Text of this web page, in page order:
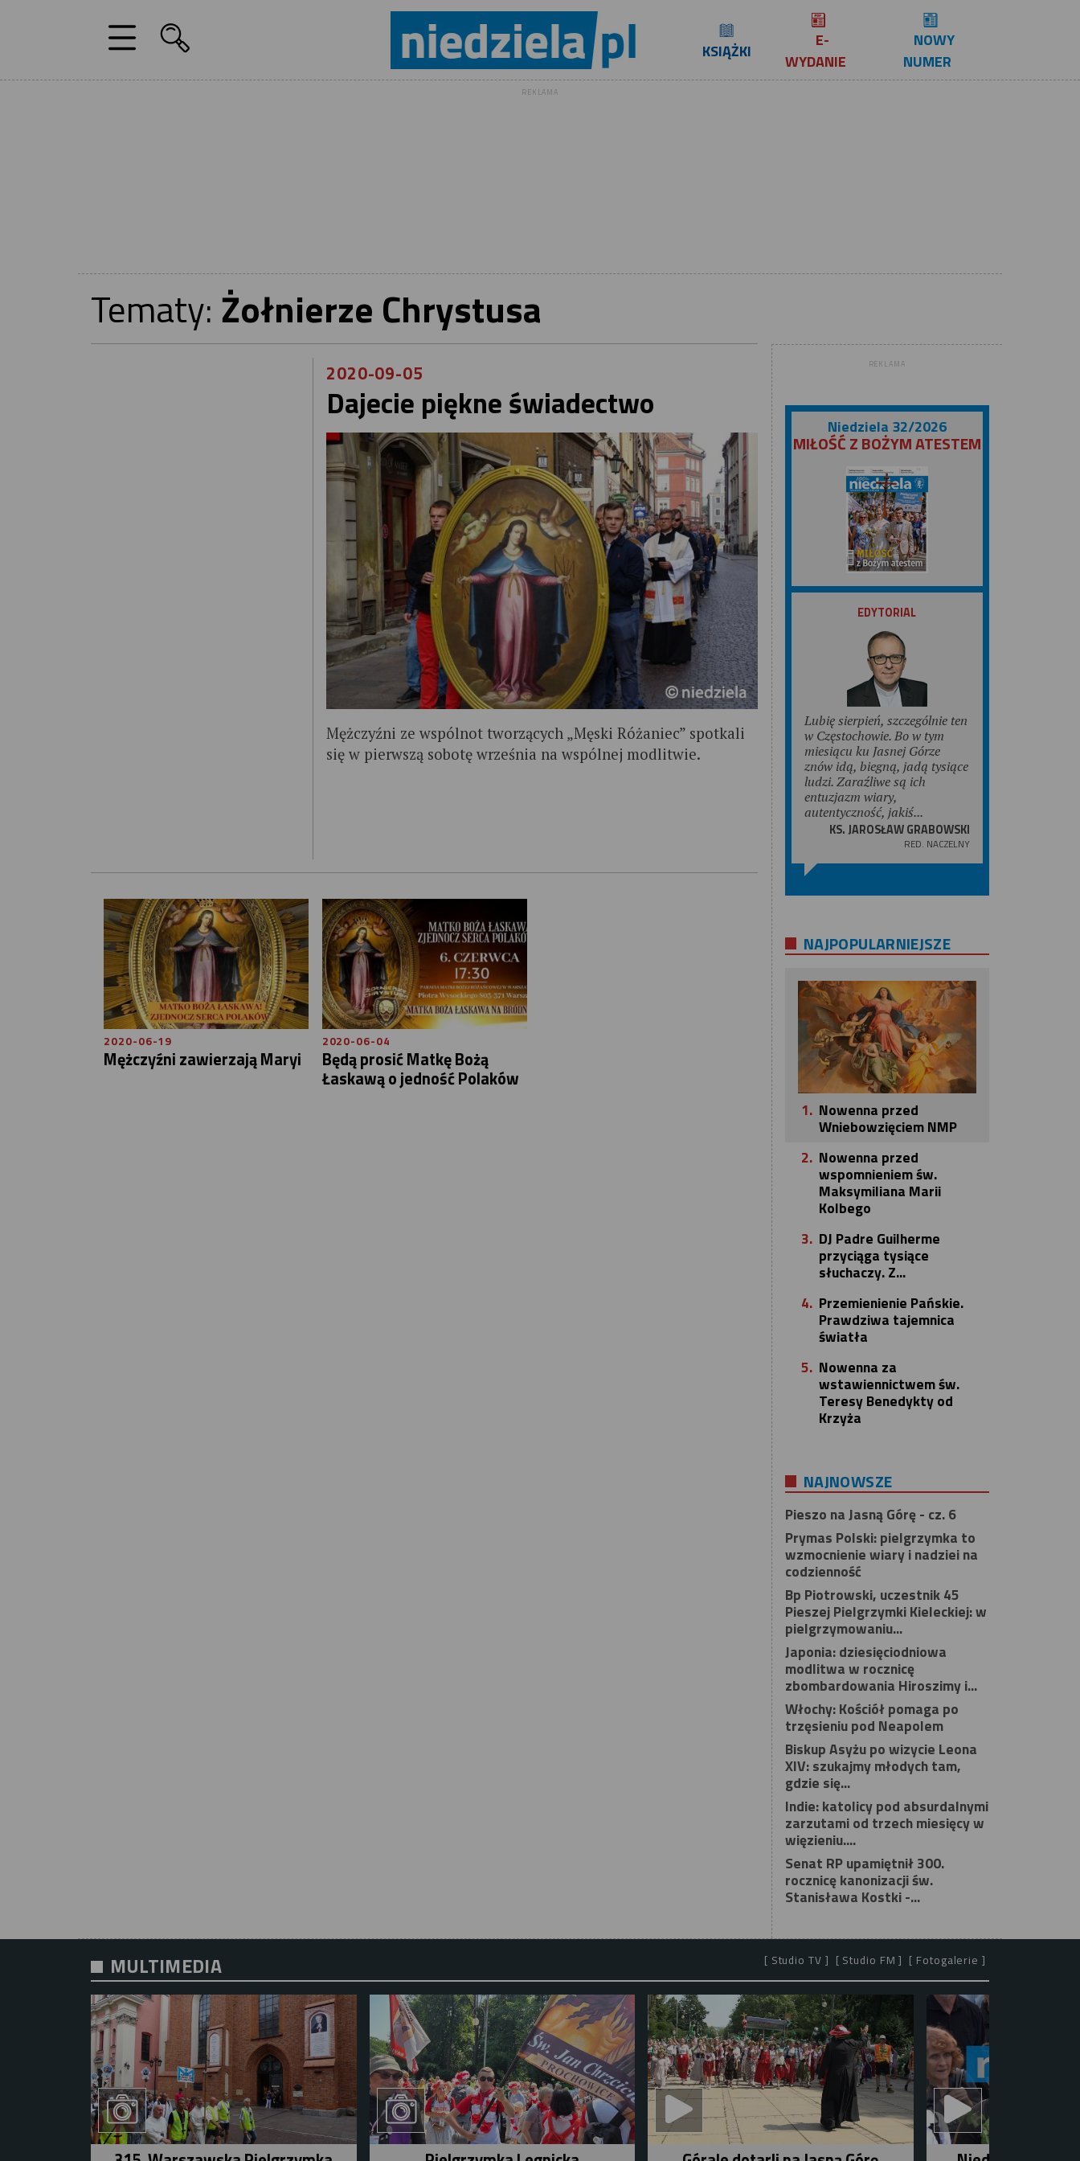
KSIĄŻKI
E-
WYDANIE
NOWY
NUMER
REKLAMA
Tematy: Żołnierze Chrystusa
2020-09-05
Dajecie piękne świadectwo
Mężczyźni ze wspólnot tworzących „Męski Różaniec” spotkali
się w pierwszą sobotę września na wspólnej modlitwie.
2020-06-19
Mężczyźni zawierzają Maryi
2020-06-04
Będą prosić Matkę Bożą
Łaskawą o jedność Polaków
REKLAMA
Niedziela 32/2026
MIŁOŚĆ Z BOŻYM ATESTEM
ZOBACZ
EDYTORIAL
Lubię sierpień, szczególnie ten
w Częstochowie. Bo w tym
miesiącu ku Jasnej Górze
znów idą, biegną, jadą tysiące
ludzi. Zaraźliwe są ich
entuzjazm wiary,
autentyczność, jakiś...
KS. JAROSŁAW GRABOWSKI
RED. NACZELNY
NAJPOPULARNIEJSZE
1. Nowenna przed
Wniebowzięciem NMP
2. Nowenna przed
wspomnieniem św.
Maksymiliana Marii
Kolbego
3. DJ Padre Guilherme
przyciąga tysiące
słuchaczy. Z...
4. Przemienienie Pańskie.
Prawdziwa tajemnica
światła
5. Nowenna za
wstawiennictwem św.
Teresy Benedykty od
Krzyża
NAJNOWSZE
Pieszo na Jasną Górę - cz. 6
Prymas Polski: pielgrzymka to
wzmocnienie wiary i nadziei na
codzienność
Bp Piotrowski, uczestnik 45
Pieszej Pielgrzymki Kieleckiej: w
pielgrzymowaniu...
Japonia: dziesięciodniowa
modlitwa w rocznicę
zbombardowania Hiroszimy i...
Włochy: Kościół pomaga po
trzęsieniu pod Neapolem
Biskup Asyżu po wizycie Leona
XIV: szukajmy młodych tam,
gdzie się...
Indie: katolicy pod absurdalnymi
zarzutami od trzech miesięcy w
więzieniu....
Senat RP upamiętnił 300.
rocznicę kanonizacji św.
Stanisława Kostki -...
MULTIMEDIA [ Studio TV ] [ Studio FM ] [ Fotogalerie ]